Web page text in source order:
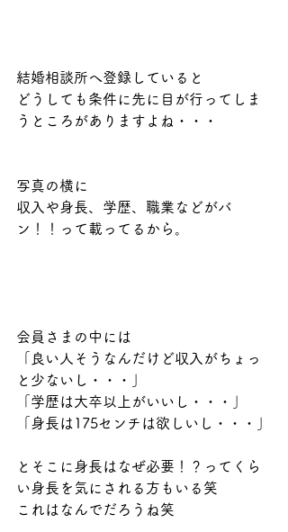
結婚相談所へ登録していると
どうしても条件に先に目が行ってしま
うところがありますよね・・・
写真の横に
収入や身長、学歴、職業などがバ
ン！！って載ってるから。
会員さまの中には
「良い人そうなんだけど収入がちょっ
と少ないし・・・」
「学歴は大卒以上がいいし・・・」
「身長は175センチは欲しいし・・・」
とそこに身長はなぜ必要！？ってくら
い身長を気にされる方もいる笑
これはなんでだろうね笑